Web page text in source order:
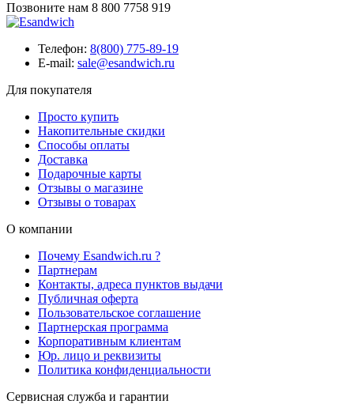
Позвоните нам 8 800 7758 919
Телефон: 8(800) 775-89-19
E-mail: sale@esandwich.ru
Для покупателя
Просто купить
Накопительные скидки
Способы оплаты
Доставка
Подарочные карты
Отзывы о магазине
Отзывы о товарах
О компании
Почему Esandwich.ru ?
Партнерам
Контакты, адреса пунктов выдачи
Публичная оферта
Пользовательское соглашение
Партнерская программа
Корпоративным клиентам
Юр. лицо и реквизиты
Политика конфиденциальности
Сервисная служба и гарантии